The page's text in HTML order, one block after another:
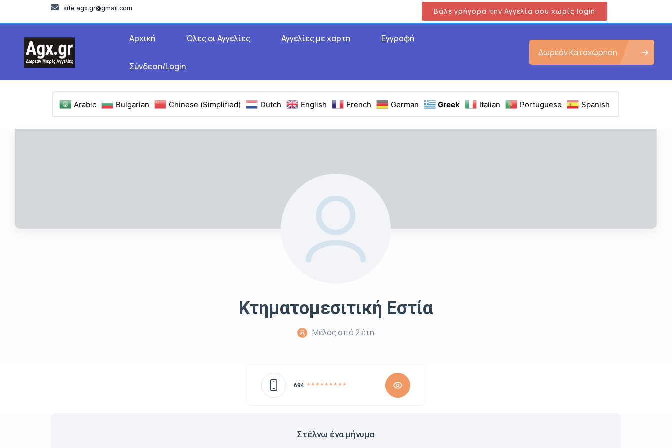
site.agx.gr@gmail.com Βάλε γρήγορα την Αγγελία σου χωρίς login
Αρχική Όλες οι Αγγελίες Αγγελίες με χάρτη Εγγραφή
Σύνδεση/Login
Δωρεάν Καταχώρηση
Arabic Bulgarian Chinese (Simplified) Dutch English French German Greek Italian Portuguese Spanish
Κτηματομεσιτική Εστία
Μέλος από 2 έτη
694 * * * * * * * * *
Στέλνω ένα μήνυμα